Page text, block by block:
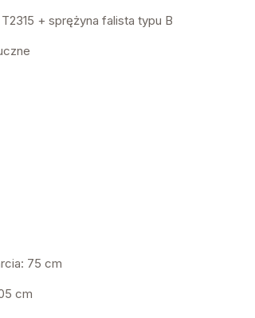
+ sprężyna falista typu B
75 cm
cm